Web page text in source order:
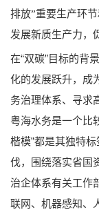
排放”重要生产环
发展新质生产力，
在“双碳”目标的背
化的发展跃升，成
务治理体系、寻求
粤海水务是一个比
楷模”都是其独特
伐，围绕落实省国
治企体系有关工作
联网、机器感知、